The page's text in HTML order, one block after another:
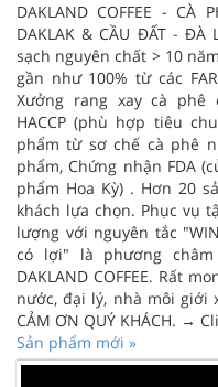
DAKLAND COFFEE - CÀ
DAKLAK & CẦU ĐẤT -
sạch nguyên chất > 10
gần như 100% từ các
Xưởng rang xay cà phê
HACCP (phù hợp tiêu
phẩm từ sơ chế cà phê
phẩm, Chứng nhận FDA
phẩm Hoa Kỳ) . Hơn 20
khách lựa chọn. Phục vụ
lượng với nguyên tắc
có lợi" là phương
DAKLAND COFFEE. Rất
nước, đại lý, nhà môi giới
CẢM ƠN QUÝ KHÁCH. →
Sản phẩm mới »